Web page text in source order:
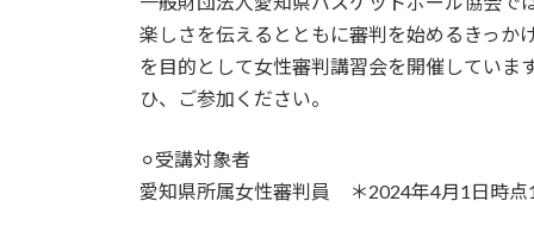
:
楽しさを伝えるとともに審判を始めるきっか
を目的として女性審判講習会を開催していま
ひ、ご参加ください。
⚪︎受講対象者
愛知県所属女性審判員 ＊2024年4月1日時点